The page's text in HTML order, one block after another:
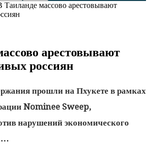
Таиланде массово арестовывают
арестовывают
россиян
прошли на Пхукете в рамках
Nominee Sweep,
нарушений экономического